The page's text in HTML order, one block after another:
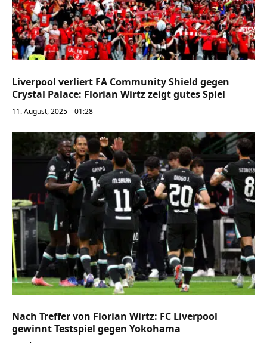
Liverpool verliert FA Community Shield gegen
Crystal Palace: Florian Wirtz zeigt gutes Spiel
11. August, 2025 – 01:28
Nach Treffer von Florian Wirtz: FC Liverpool
gewinnt Testspiel gegen Yokohama